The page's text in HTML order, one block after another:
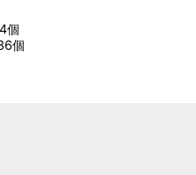
個
個